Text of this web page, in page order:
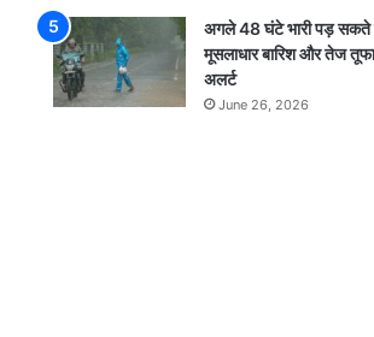
अगले 48 घंटे भारी पड़ सकते
मूसलाधार बारिश और तेज
अलर्ट
June 26, 2026